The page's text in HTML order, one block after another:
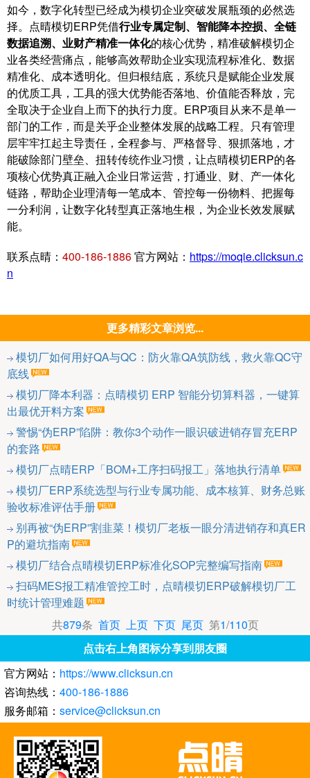
如今，数字化转型已经成为模切企业突破发展瓶颈的必然选
择。点晴模切ERP凭借行业专属定制、智能降本控损、全链
数据追溯、业财产精准一体化的核心优势，精准破解模切企
业各类经营痛点，能够高效帮助企业实现流程标准化、数据
精准化、成本透明化。但归根结底，系统只是赋能企业发展
的优质工具，工具的强大优势能否落地、价值能否释放，完
全取决于企业自上而下的执行力度。ERP项目从来不是单一
部门的工作，而是关乎企业整体发展的战略工程。只有管理
层牢牢扛起主导责任，全程参与、严格督导、狠抓落地，才
能破除部门壁垒、扭转传统作业习惯，让点晴模切ERP的各
项核心优势真正融入企业日常运营，打通业、财、产一体化
链路，帮助企业理清每一笔成本、管控每一份物料、把握每
一分利润，让数字化转型真正落地生根，为企业长效发展赋
能。
联系点晴： 400-186-1886官方网站： https://moqie.clicksun.c
n
更多精彩文章浏览...
模切厂如何用好QA与QC：防火靠QA筑防线，救火靠QC守
底线
模切厂降本利器：点晴模切 ERP 智能分切算料器，一键算
出最优开料方案
警惕“伪ERP”陷阱：教你3个动作一眼识破进销存冒充ERP
的套路
模切厂点晴ERP「BOM+工序扫码报工」落地执行清单
模切厂ERP系统选型与行业专属功能、成本核算、财务总账
验收标准评估手册
别再被“伪ERP”割韭菜！模切厂老板一眼分清进销存和真ER
P的避坑指南
模切厂结合点晴模切ERP标准化SOP完整编写指南
扫码MES报工精准管控工时，点晴模切ERP破解模切厂工
时统计管理难题
共879条 首页 上页 下页 尾页第1/110页
点击右上角图标分享到朋友圈
官方网站： https://www.clicksun.cn
咨询热线： 400-186-1886
服务邮箱： service@clicksun.cn